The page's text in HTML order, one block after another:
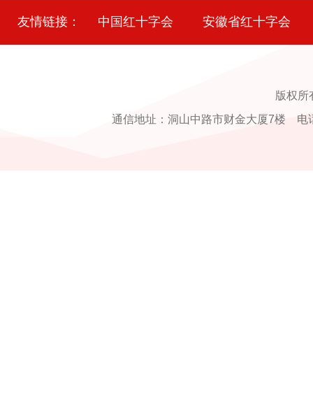
友情链接： 中国红十字会 安徽省红十字会
版权所
通信地址：洞山中路市财金大厦7楼